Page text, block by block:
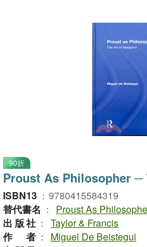
偉大的
90折
Proust As Philosopher
ISBN13 ： 9780415584319
替代書名 ：
Proust As
出版社 ： Taylor & Francis
作者 ：
Miguel De Beistegui